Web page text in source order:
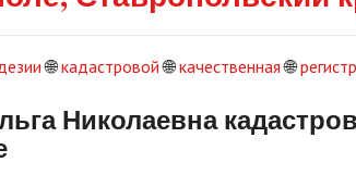
🌐кадастровой🌐качественная🌐
Николаевна